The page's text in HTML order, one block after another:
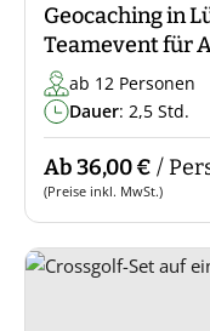
Geocaching in
Teamevent für
ab 12 Personen
Dauer: 2,5 Std.
Ab 36,00 € /
(Preise inkl. MwSt.)